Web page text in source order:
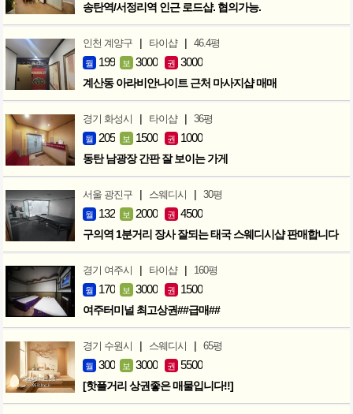
송탄역/서정리역 인근 로드샵. 협의가능.
인천 계양구 | 타이샵 | 46.4평
월 199 보 3000 권 3000
계산동 아라비안나이트 근처 마사지샵 매매
경기 화성시 | 타이샵 | 36평
월 205 보 1500 권 1000
동탄 남광장 간판 잘 보이는 가게
서울 광진구 | 스웨디시 | 30평
월 132 보 2000 권 4500
구의역 1분거리 장사 잘되는 태국 스웨디시샵 판매합니다
경기 여주시 | 타이샵 | 160평
월 170 보 3000 권 1500
여주터미널 최고상권##급매##
경기 수원시 | 스웨디시 | 65평
월 300 보 3000 권 5500
[핫플거리 상권좋은 매물입니다!!]